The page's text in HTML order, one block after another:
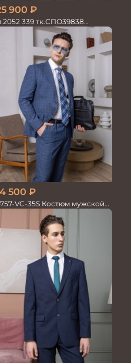
900 ₽
339 тк.СПО39838
мужской
500 ₽
VC-35S Костюм мужской